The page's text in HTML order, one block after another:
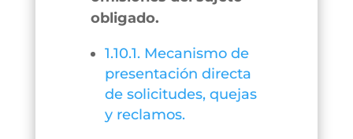
obligado.
1.10.1. Mecanismo de
presentación directa
de solicitudes, quejas
y reclamos.